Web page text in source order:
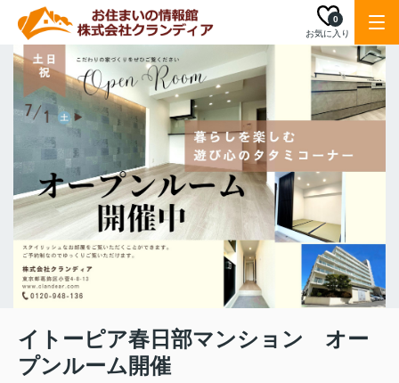
お気に入り
0
イトーピア春日部マンション オー
プンルーム開催